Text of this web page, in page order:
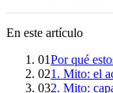
En este artículo
01Por qué
021. Mito: el
032. Mito: